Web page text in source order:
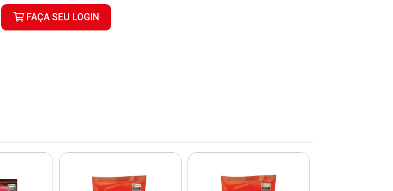
FAÇA SEU LOGIN